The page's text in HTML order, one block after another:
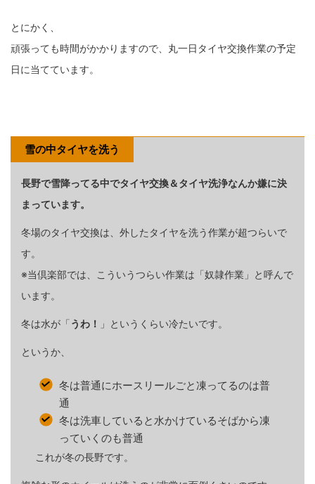
とにかく、
頑張っても時間がかかりますので、丸一日タイヤ交換作業の予定
日に当てています。
雪の中タイヤを洗う
長野で雪降ってる中でタイヤ交換＆タイヤ洗浄なんか嫌に決
まっています。
冬場のタイヤ交換は、外したタイヤを洗う作業が超つらいで
す。
※当倶楽部では、こういうつらい作業は「奴隷作業」と呼んで
います。
冬は水が「うわ！ 」というくらい冷たいです。
というか、
冬は普通にホースリールごと凍ってるのは普
通
冬は洗車していると水かけているそばから凍
っていくのも普通
これが冬の長野です。